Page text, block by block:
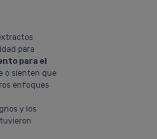
para
para el
o sienten que
enfoques
y los